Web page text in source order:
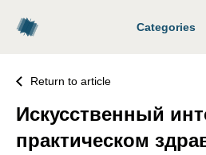
Categories
Return to article
Искусственный
практическом